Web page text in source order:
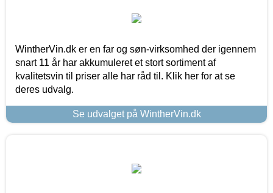
WintherVin.dk er en far og søn-virksomhed der igennem
snart 11 år har akkumuleret et stort sortiment af
kvalitetsvin til priser alle har råd til. Klik her for at se
deres udvalg.
Se udvalget på WintherVin.dk